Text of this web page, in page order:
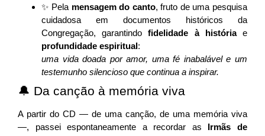
✨ Pela mensagem do canto, fruto de uma pesquisa
cuidadosa em documentos históricos da
Congregação, garantindofidelidade à históriae
profundidade espiritual:
uma vida doada por amor, uma fé inabalável e um
testemunho silencioso que continua a inspirar.
🔔 Da canção à memória viva
A partir do CD — de uma canção, de uma memória viva
—, passei espontaneamente a recordar as Irmãs de